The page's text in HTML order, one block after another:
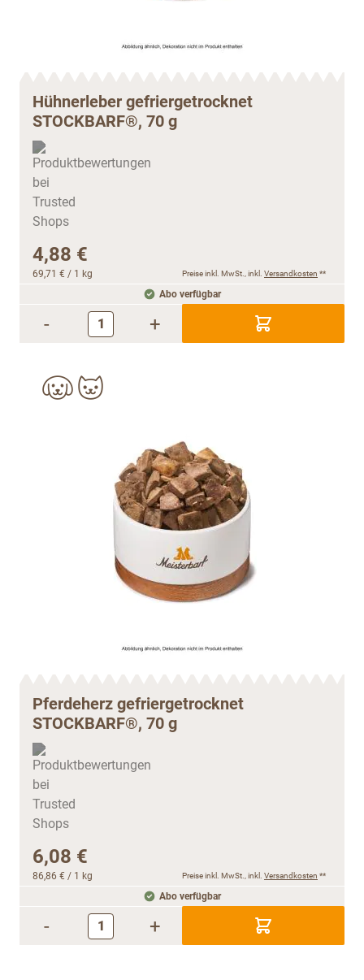
Hühnerleber gefriergetrocknet
STOCKBARF®, 70 g
4,88 €
69,71 € / 1 kg Preise inkl. MwSt., inkl. Versandkosten **
Abo verfügbar
- +
Pferdeherz gefriergetrocknet
STOCKBARF®, 70 g
6,08 €
86,86 € / 1 kg Preise inkl. MwSt., inkl. Versandkosten **
Abo verfügbar
- +